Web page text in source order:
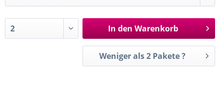
In den Warenkorb
Weniger als 2 Pakete ?